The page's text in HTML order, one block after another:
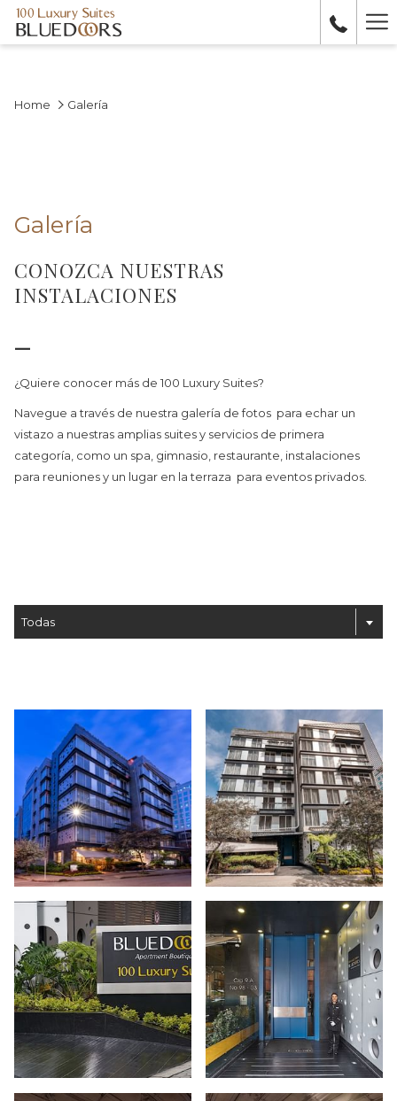
Home Galería
Galería
CONOZCA NUESTRAS
INSTALACIONES
—
¿Quiere conocer más de 100 Luxury Suites?
Navegue a través de nuestra galería de fotos para echar un
vistazo a nuestras amplias suites y servicios de primera
categoría, como un spa, gimnasio, restaurante, instalaciones
para reuniones y un lugar en la terraza para eventos privados.
Todas